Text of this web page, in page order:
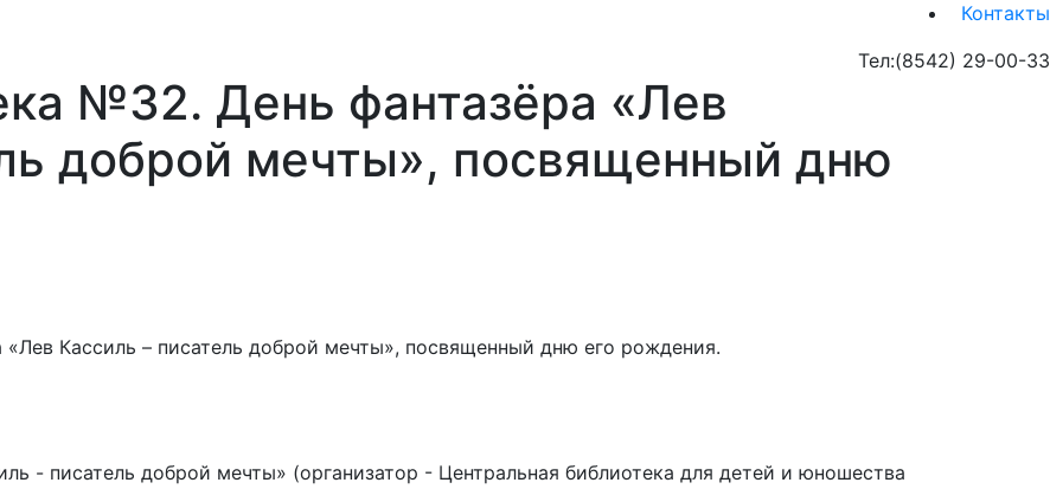
Контакты
Тел:(8542) 29-00-33
№32. День фантазёра «Лев
доброй мечты», посвященный дню
- писатель доброй мечты» (организатор - Центральная библиотека для детей и юношества